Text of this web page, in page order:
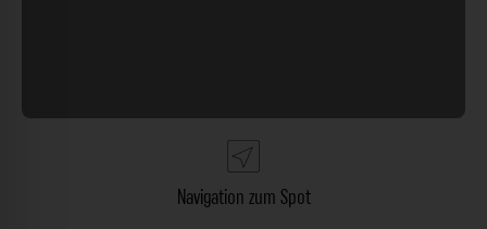
Navigation zum Spot